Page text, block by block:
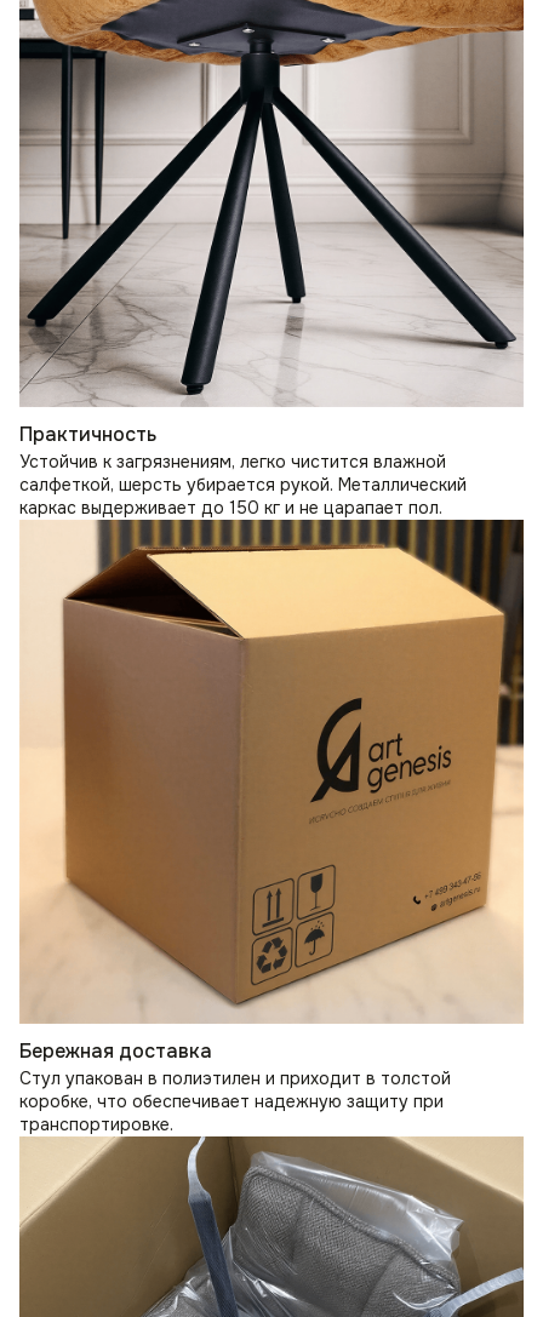
Практичность
Устойчив к загрязнениям, легко чистится влажной
салфеткой, шерсть убирается рукой. Металлический
каркас выдерживает до 150 кг и не царапает пол.
Бережная доставка
Стул упакован в полиэтилен и приходит в толстой
коробке, что обеспечивает надежную защиту при
транспортировке.